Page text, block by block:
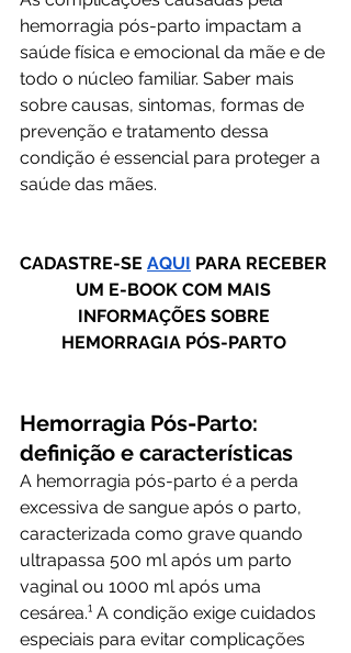
hemorragia pós-parto impactam a
saúde física e emocional da mãe e de
todo o núcleo familiar. Saber mais
sobre causas, sintomas, formas de
prevenção e tratamento dessa
condição é essencial para proteger a
saúde das mães.
CADASTRE-SE AQUI PARA RECEBER
UM E-BOOK COM MAIS
INFORMAÇÕES SOBRE
HEMORRAGIA PÓS-PARTO
Hemorragia Pós-Parto:
definição e características
A hemorragia pós-parto é a perda
excessiva de sangue após o parto,
caracterizada como grave quando
ultrapassa 500 ml após um parto
vaginal ou 1000 ml após uma
cesárea.¹ A condição exige cuidados
especiais para evitar complicações